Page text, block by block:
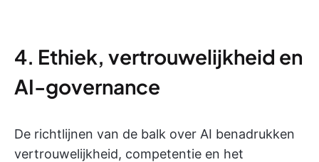
4. Ethiek, vertrouwelijkheid en
AI-governance
De richtlijnen van de balk over AI benadrukken
vertrouwelijkheid, competentie en het